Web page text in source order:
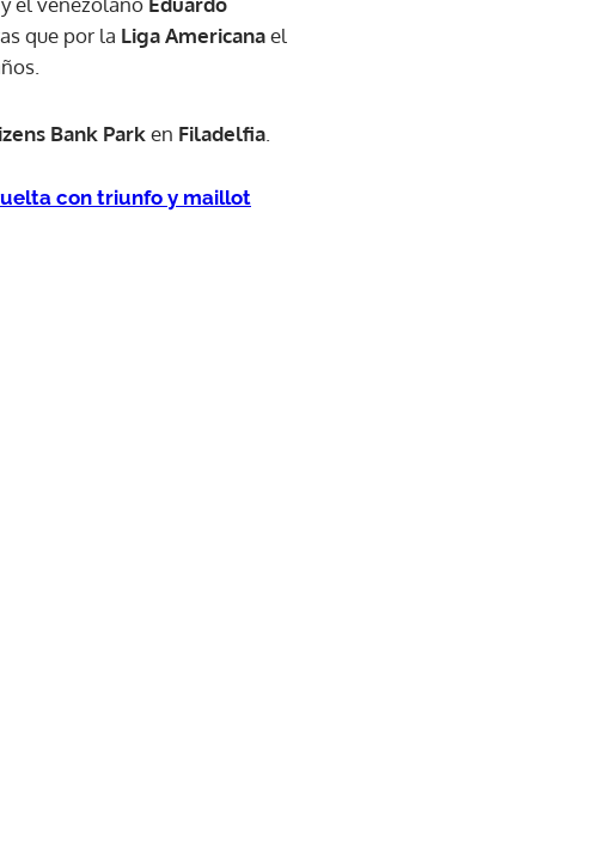
que por la Liga Americanael
Bank Parken Filadelfia
con triunfo y maillot